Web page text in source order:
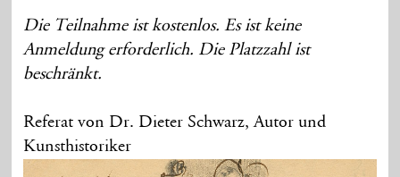
Die Teilnahme ist kostenlos. Es ist keine
Anmeldung erforderlich. Die Platzzahl ist
beschränkt.
Referat von Dr. Dieter Schwarz, Autor und
Kunsthistoriker